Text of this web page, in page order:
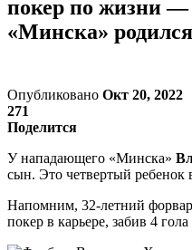
покер по жизни —
«Минска»
Опубликовано Окт 20, 2022
271
Поделится
У нападающего «Минска»
сын. Это четвертый
Напомним, 32-летний
покер в карьере, забив 4